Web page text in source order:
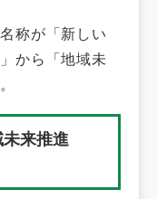
称が「新しい
から「地域未
来推進